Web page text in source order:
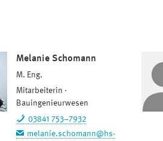
Melanie Schomann
M. Eng.
Mitarbeiterin
Bauingenieurwesen
03841 753–7932
melanie.schomann@hs-